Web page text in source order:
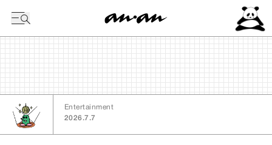
Entertainment
2026.7.7